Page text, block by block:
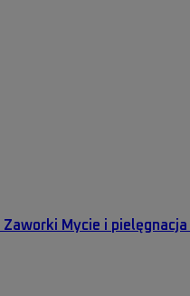
Zaworki Mycie i pielęgnacja